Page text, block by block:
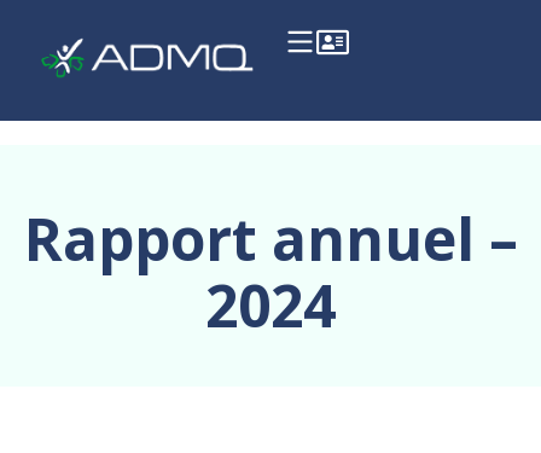
Rapport annuel –
2024